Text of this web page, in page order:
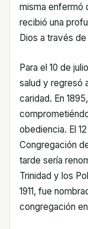
misma enfermó
recibió una
Dios a través
Para el 10 de
salud y regresó
caridad. En
obediencia. El
Congregación
tarde sería
Trinidad y los
1911, fue
congregación en